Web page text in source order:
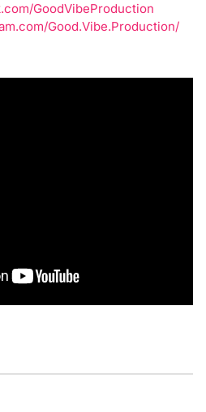
GoodVibeProduction
Good.Vibe.Production/